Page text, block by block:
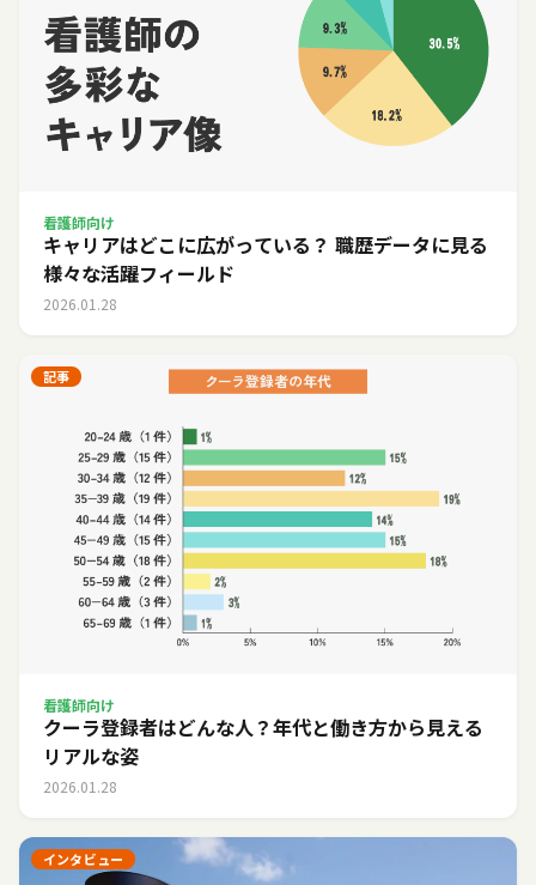
看護師向け
キャリアはどこに広がっている？ 職歴データに見る
様々な活躍フィールド
2026.01.28
記事
看護師向け
クーラ登録者はどんな人？年代と働き方から見える
リアルな姿
2026.01.28
インタビュー